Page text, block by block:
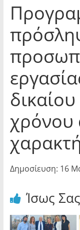
χρόνου
Δημοσίευση: 16
Ίσως